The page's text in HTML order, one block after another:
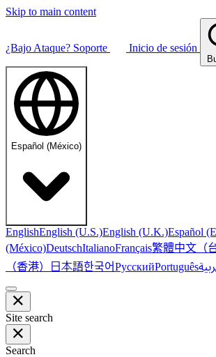
Skip to main content
¿Bajo Ataque? Soporte Inicio de sesión
Español (México)
EnglishEnglish (U.S.)English (U.K.)Español
(México)DeutschItalianoFrançais繁體中文（
（香港） 日本語한국어РусскийPortuguês
Site search
Search